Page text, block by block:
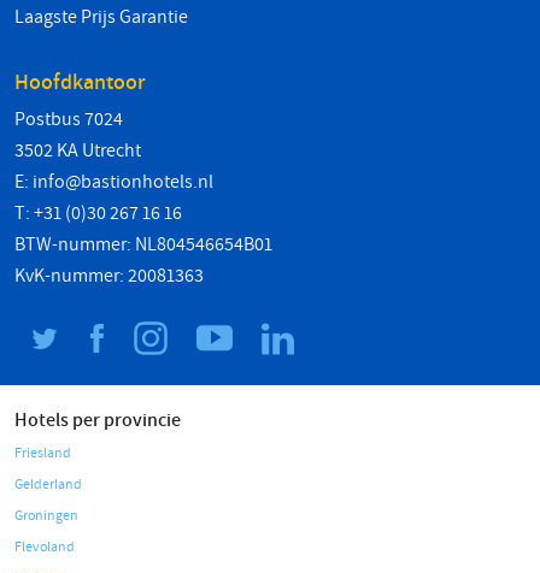
Laagste Prijs Garantie
Hoofdkantoor
Postbus 7024
3502 KA Utrecht
E: info@bastionhotels.nl
T: +31 (0)30 267 16 16
BTW-nummer: NL804546654B01
KvK-nummer: 20081363
Hotels per provincie
Friesland
Gelderland
Groningen
Flevoland